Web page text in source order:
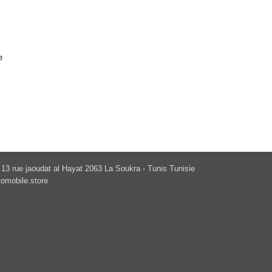
rue jaoudat al Hayat 2063 La Soukra - Tunis Tunisie